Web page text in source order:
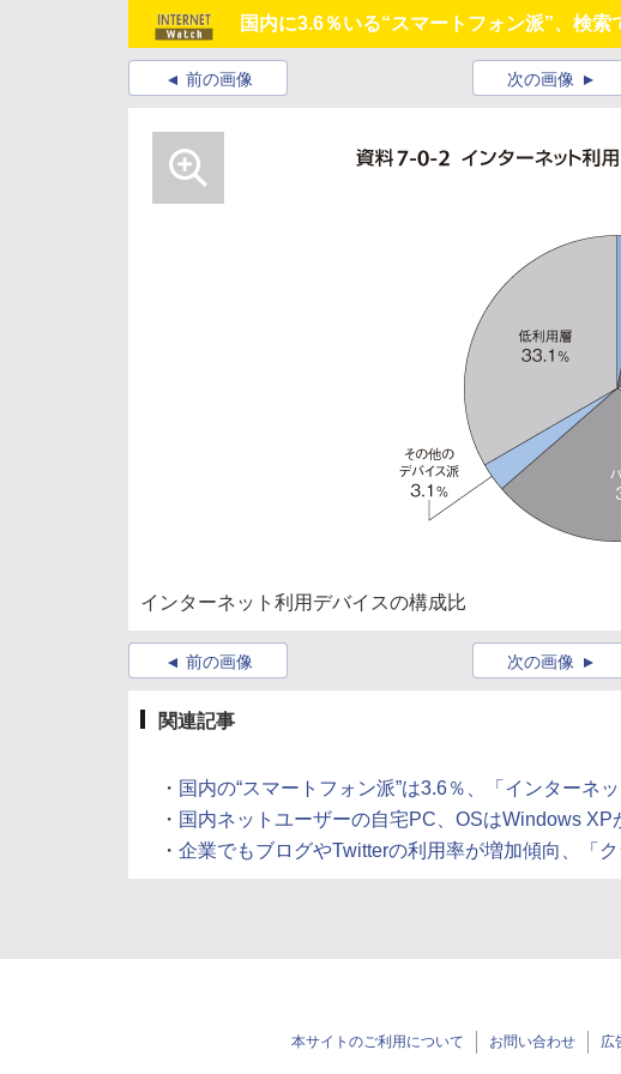
国内に3.6％いる“スマートフォン派”、検
前の画像 次の画像
インターネット利用デバイスの構成比
前の画像 次の画像
関連記事
・ 国内の“スマートフォン派”は3.6％、「インターネ
・ 国内ネットユーザーの自宅PC、OSはWindows XP
・ 企業でもブログやTwitterの利用率が増加傾向、「
本サイトのご利用について お問い合わせ 広